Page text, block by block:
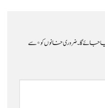
جائے گا۔ضروری خانوں کو*سے